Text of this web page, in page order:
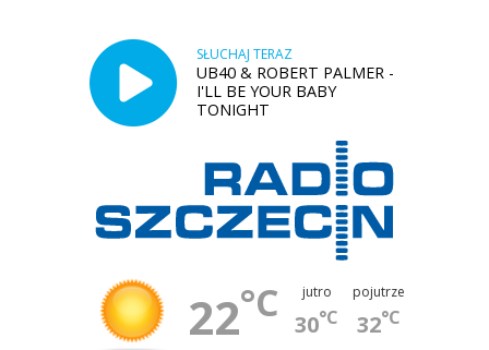
SŁUCHAJ TERAZ
UB40 & ROBERT PALMER -
I'LL BE YOUR BABY
TONIGHT
22°C jutro
30°C
pojutrze
32°C